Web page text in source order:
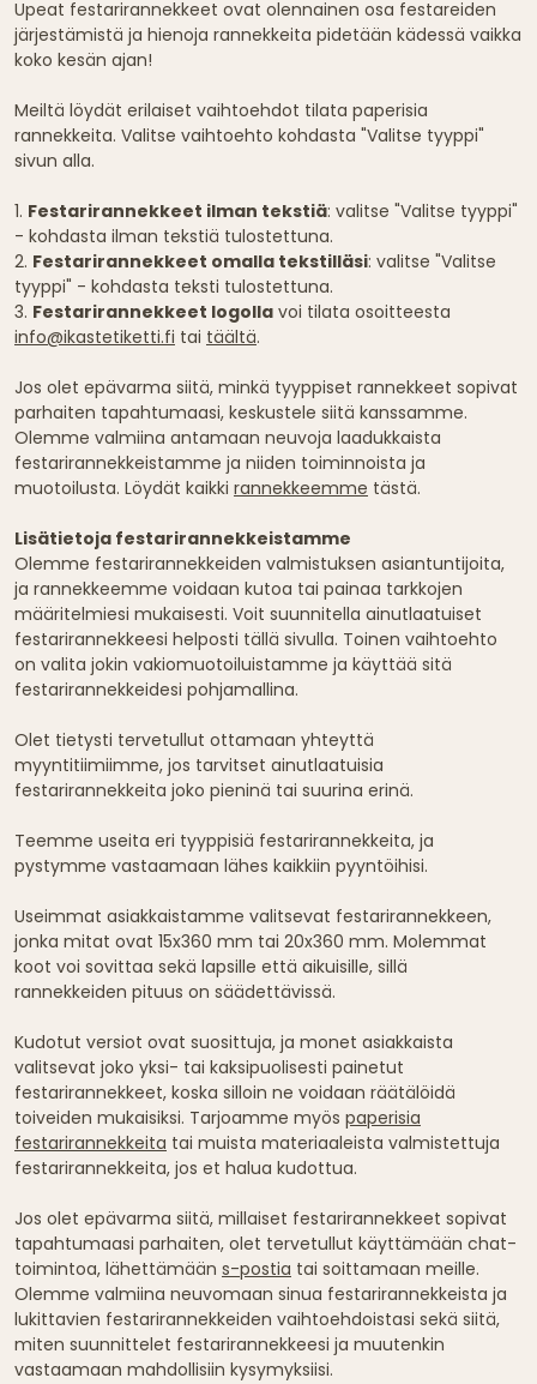
Upeat festarirannekkeet ovat olennainen osa festareiden
järjestämistä ja hienoja rannekkeita pidetään kädessä vaikka
koko kesän ajan!
Meiltä löydät erilaiset vaihtoehdot tilata paperisia
rannekkeita. Valitse vaihtoehto kohdasta "Valitse tyyppi"
sivun alla.
1. Festarirannekkeet ilman tekstiä: valitse "Valitse tyyppi"
- kohdasta ilman tekstiä tulostettuna.
2. Festarirannekkeet omalla tekstilläsi: valitse "Valitse
tyyppi" - kohdasta teksti tulostettuna.
3. Festarirannekkeet logolla voi tilata osoitteesta
info@ikastetiketti.fi tai täältä.
Jos olet epävarma siitä, minkä tyyppiset rannekkeet sopivat
parhaiten tapahtumaasi, keskustele siitä kanssamme.
Olemme valmiina antamaan neuvoja laadukkaista
festarirannekkeistamme ja niiden toiminnoista ja
muotoilusta. Löydät kaikki rannekkeemme tästä.
Lisätietoja festarirannekkeistamme
Olemme festarirannekkeiden valmistuksen asiantuntijoita,
ja rannekkeemme voidaan kutoa tai painaa tarkkojen
määritelmiesi mukaisesti. Voit suunnitella ainutlaatuiset
festarirannekkeesi helposti tällä sivulla. Toinen vaihtoehto
on valita jokin vakiomuotoiluistamme ja käyttää sitä
festarirannekkeidesi pohjamallina.
Olet tietysti tervetullut ottamaan yhteyttä
myyntitiimiimme, jos tarvitset ainutlaatuisia
festarirannekkeita joko pieninä tai suurina erinä.
Teemme useita eri tyyppisiä festarirannekkeita, ja
pystymme vastaamaan lähes kaikkiin pyyntöihisi.
Useimmat asiakkaistamme valitsevat festarirannekkeen,
jonka mitat ovat 15x360 mm tai 20x360 mm. Molemmat
koot voi sovittaa sekä lapsille että aikuisille, sillä
rannekkeiden pituus on säädettävissä.
Kudotut versiot ovat suosittuja, ja monet asiakkaista
valitsevat joko yksi- tai kaksipuolisesti painetut
festarirannekkeet, koska silloin ne voidaan räätälöidä
toiveiden mukaisiksi. Tarjoamme myös paperisia
festarirannekkeita tai muista materiaaleista valmistettuja
festarirannekkeita, jos et halua kudottua.
Jos olet epävarma siitä, millaiset festarirannekkeet sopivat
tapahtumaasi parhaiten, olet tervetullut käyttämään chat-
toimintoa, lähettämään s-postia tai soittamaan meille.
Olemme valmiina neuvomaan sinua festarirannekkeista ja
lukittavien festarirannekkeiden vaihtoehdoistasi sekä siitä,
miten suunnittelet festarirannekkeesi ja muutenkin
vastaamaan mahdollisiin kysymyksiisi.